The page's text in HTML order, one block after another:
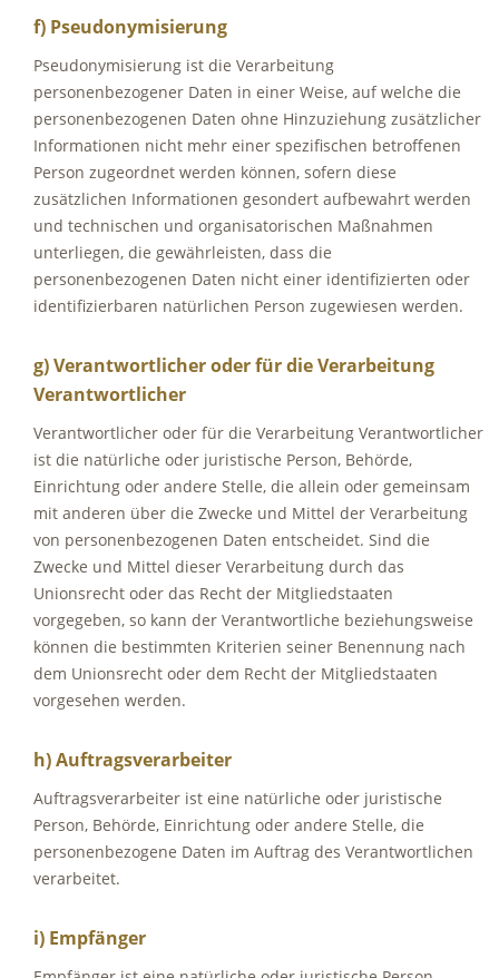
f) Pseudonymisierung
Pseudonymisierung ist die Verarbeitung
personenbezogener Daten in einer Weise, auf welche die
personenbezogenen Daten ohne Hinzuziehung zusätzlicher
Informationen nicht mehr einer spezifischen betroffenen
Person zugeordnet werden können, sofern diese
zusätzlichen Informationen gesondert aufbewahrt werden
und technischen und organisatorischen Maßnahmen
unterliegen, die gewährleisten, dass die
personenbezogenen Daten nicht einer identifizierten oder
identifizierbaren natürlichen Person zugewiesen werden.
g) Verantwortlicher oder für die Verarbeitung
Verantwortlicher
Verantwortlicher oder für die Verarbeitung Verantwortlicher
ist die natürliche oder juristische Person, Behörde,
Einrichtung oder andere Stelle, die allein oder gemeinsam
mit anderen über die Zwecke und Mittel der Verarbeitung
von personenbezogenen Daten entscheidet. Sind die
Zwecke und Mittel dieser Verarbeitung durch das
Unionsrecht oder das Recht der Mitgliedstaaten
vorgegeben, so kann der Verantwortliche beziehungsweise
können die bestimmten Kriterien seiner Benennung nach
dem Unionsrecht oder dem Recht der Mitgliedstaaten
vorgesehen werden.
h) Auftragsverarbeiter
Auftragsverarbeiter ist eine natürliche oder juristische
Person, Behörde, Einrichtung oder andere Stelle, die
personenbezogene Daten im Auftrag des Verantwortlichen
verarbeitet.
i) Empfänger